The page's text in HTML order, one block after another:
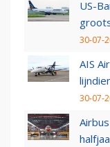
US-
30-07-
AIS
30-07-